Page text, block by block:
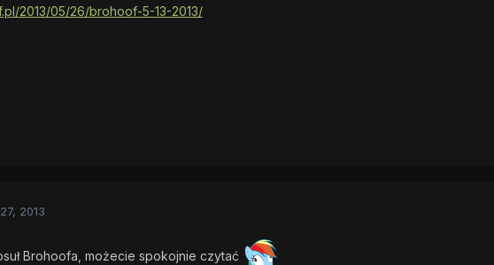
2013/05/26/brohoof-5-13-2013/
2013
Brohoofa, możecie spokojnie czytać